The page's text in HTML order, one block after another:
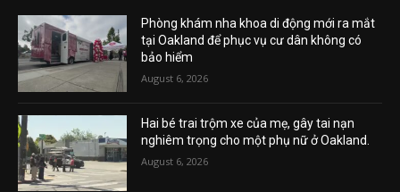
Phòng khám nha khoa di động mới ra mắt
tại Oakland để phục vụ cư dân không có
bảo hiểm
August 6, 2026
Hai bé trai trộm xe của mẹ, gây tai nạn
nghiêm trọng cho một phụ nữ ở Oakland.
August 6, 2026